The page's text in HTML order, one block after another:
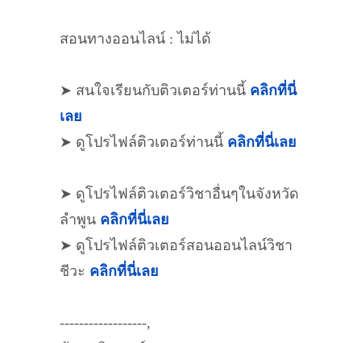
สอนทางออนไลน์ : ไม่ได้
➤ สนใจเรียนกับติวเตอร์ท่านนี้ คลิกที่นี่
เลย
➤ ดูโปรไฟล์ติวเตอร์ท่านนี้ คลิกที่นี่เลย
➤ ดูโปรไฟล์ติวเตอร์วิชาอื่นๆในจังหวัด
ลำพูน คลิกที่นี่เลย
➤ ดูโปรไฟล์ติวเตอร์สอนออนไลน์วิชา
ชีวะ คลิกที่นี่เลย
------------------,